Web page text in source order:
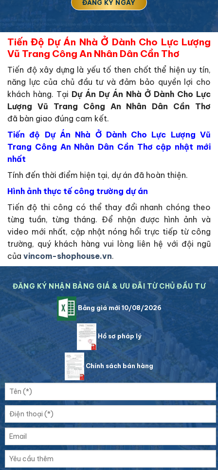
Tiến Độ Dự Án Nhà Ở Dành Cho Lực Lượng
Vũ Trang Công An Nhân Dân Cần Thơ
Tiến độ xây dựng là yếu tố then chốt thể hiện uy tín,
năng lực của chủ đầu tư và đảm bảo quyền lợi cho
khách hàng. Tại Dự Án Dự Án Nhà Ở Dành Cho Lực
Lượng Vũ Trang Công An Nhân Dân Cần Thơ
đã bàn giao đúng cam kết.
Tiến độ Dự Án Nhà Ở Dành Cho Lực Lượng Vũ
Trang Công An Nhân Dân Cần Thơ cập nhật mới
nhất
Tính đến thời điểm hiện tại, dự án đã hoàn thiện.
Hình ảnh thực tế công trường dự án
Tiến độ thi công có thể thay đổi nhanh chóng theo
từng tuần, từng tháng. Để nhận được hình ảnh và
video mới nhất, cập nhật nóng hổi trực tiếp từ công
trường, quý khách hàng vui lòng liên hệ với đội ngũ
của vincom-shophouse.vn.
ĐĂNG KÝ NHẬN BẢNG GIÁ & ƯU ĐÃI TỪ CHỦ ĐẦU TƯ
Bảng giá mới 10/08/2026
Hồ sơ pháp lý
Chính sách bán hàng